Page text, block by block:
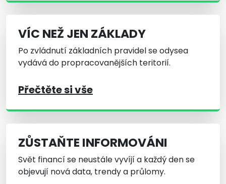
VÍC NEŽ JEN ZÁKLADY
Po zvládnutí základních pravidel se odysea
vydává do propracovanějších teritorií.
Přečtěte si vše
ZŮSTAŇTE INFORMOVÁNI
Svět financí se neustále vyvíjí a každý den se
objevují nová data, trendy a průlomy.